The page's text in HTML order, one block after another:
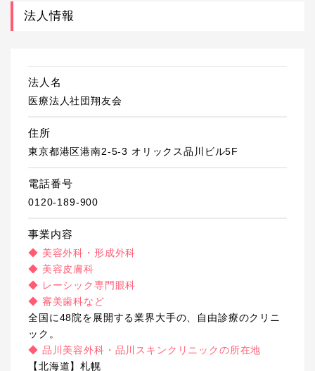
法人情報
法人名
医療法人社団翔友会
住所
東京都港区港南2-5-3 オリックス品川ビル5F
電話番号
0120-189-900
事業内容
◆ 美容外科・形成外科
◆ 美容皮膚科
◆ レーシック専門眼科
◆ 審美歯科など
全国に48院を展開する業界大手の、自由診療のクリニ
ック。
◆ 品川美容外科・品川スキンクリニックの所在地
【北海道】札幌